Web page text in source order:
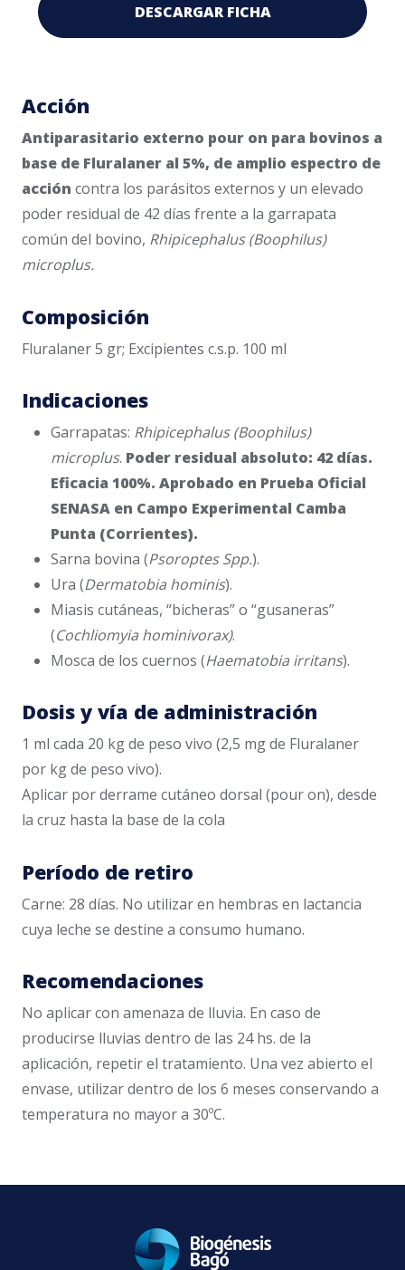
DESCARGAR FICHA
Acción
Antiparasitario externo pour on para bovinos a
base de Fluralaner al 5%, de amplio espectro de
acción contra los parásitos externos y un elevado
poder residual de 42 días frente a la garrapata
común del bovino, Rhipicephalus (Boophilus)
microplus.
Composición
Fluralaner 5 gr; Excipientes c.s.p. 100 ml
Indicaciones
Garrapatas: Rhipicephalus (Boophilus)
microplus. Poder residual absoluto: 42 días.
Eficacia 100%. Aprobado en Prueba Oficial
SENASA en Campo Experimental Camba
Punta (Corrientes).
Sarna bovina (Psoroptes Spp.).
Ura (Dermatobia hominis).
Miasis cutáneas, “bicheras” o “gusaneras”
(Cochliomyia hominivorax).
Mosca de los cuernos (Haematobia irritans).
Dosis y vía de administración
1 ml cada 20 kg de peso vivo (2,5 mg de Fluralaner
por kg de peso vivo).
Aplicar por derrame cutáneo dorsal (pour on), desde
la cruz hasta la base de la cola
Período de retiro
Carne: 28 días. No utilizar en hembras en lactancia
cuya leche se destine a consumo humano.
Recomendaciones
No aplicar con amenaza de lluvia. En caso de
producirse lluvias dentro de las 24 hs. de la
aplicación, repetir el tratamiento. Una vez abierto el
envase, utilizar dentro de los 6 meses conservando a
temperatura no mayor a 30ºC.